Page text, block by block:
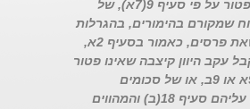
או מוות, שאינו פטור על פי סעיף 9(7א), של
שמקורם בהימורים, בהגרלות
או בפעילות נושאת פרסים, כאמור בסעיף 2א,
עקב היוון קיצבה שאינו פטור
על פי סעיפים 9א או 9ב, או של סכומים
ותשלומים שחל עליהם סעיף 18(ב) והמהווים